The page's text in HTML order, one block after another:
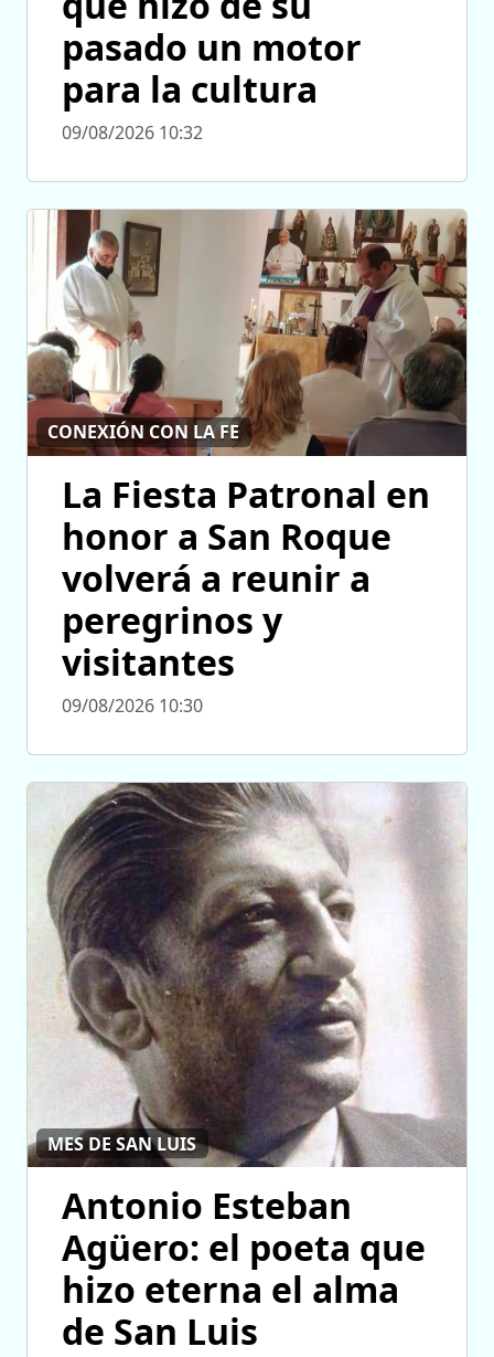
pasado un motor
para la cultura
09/08/2026 10:32
CONEXIÓN CON LA FE
La Fiesta Patronal en
honor a San Roque
volverá a reunir a
peregrinos y
visitantes
09/08/2026 10:30
MES DE SAN LUIS
Antonio Esteban
Agüero: el poeta que
hizo eterna el alma
de San Luis